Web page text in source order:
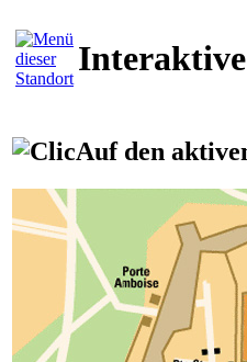
Auf den